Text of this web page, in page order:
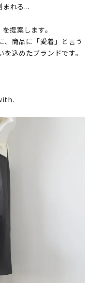
れる...
提案します。
、商品に「愛着」と言う
込めたブランドです。